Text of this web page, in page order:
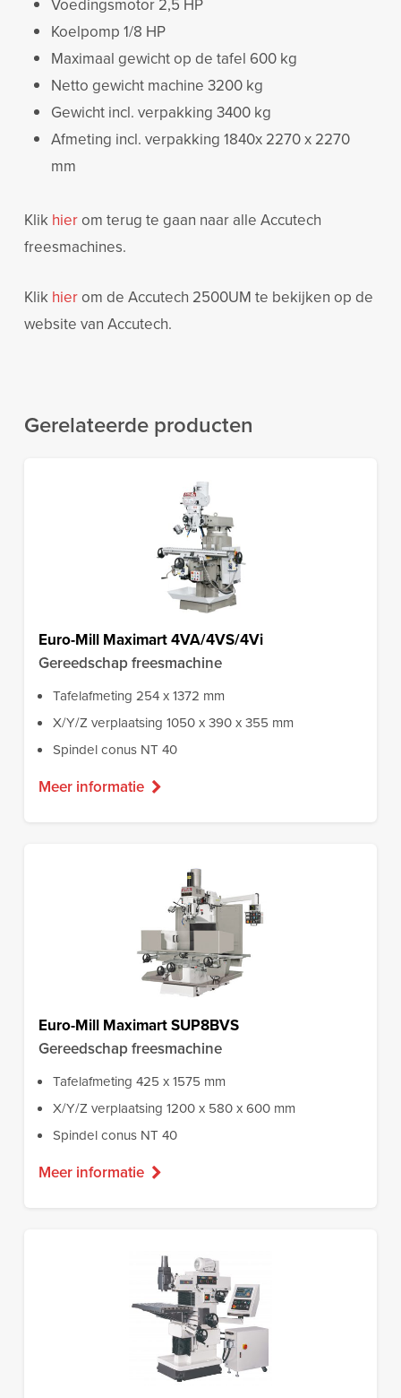
Voedingsmotor 2,5 HP
Koelpomp 1/8 HP
Maximaal gewicht op de tafel 600 kg
Netto gewicht machine 3200 kg
Gewicht incl. verpakking 3400 kg
Afmeting incl. verpakking 1840x 2270 x 2270
mm
Klik hierom terug te gaan naar alle Accutech
freesmachines.
Klik hierom de Accutech 2500UM te bekijken op de
website van Accutech.
Gerelateerde producten
Euro-Mill Maximart 4VA/4VS/4Vi
Gereedschap freesmachine
Tafelafmeting 254 x 1372 mm
X/Y/Z verplaatsing 1050 x 390 x 355 mm
Spindel conus NT 40
Meer informatie
Euro-Mill Maximart SUP8BVS
Gereedschap freesmachine
Tafelafmeting 425 x 1575 mm
X/Y/Z verplaatsing 1200 x 580 x 600 mm
Spindel conus NT 40
Meer informatie